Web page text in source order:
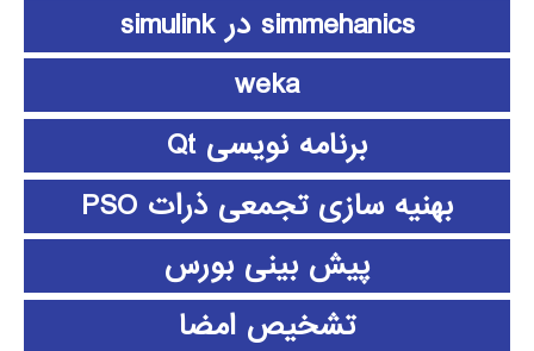
simmehanics در simulink
weka
برنامه نویسی Qt
بهنیه سازی تجمعی ذرات PSO
پیش بینی بورس
تشخیص امضا